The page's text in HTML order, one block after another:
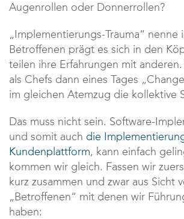
Augenrollen oder Donnerrollen?
„Implementierungs-Trauma“ nenne
Betroffenen prägt es sich in den
teilen ihre Erfahrungen mit
als Chefs dann eines Tages
im gleichen Atemzug die kollektive
Das muss nicht sein. Software-
und somit auch die
Kundenplattform, kann einfach
kommen wir gleich. Fassen wir
kurz zusammen und zwar aus Sicht
„Betroffenen“ mit denen wir
haben: